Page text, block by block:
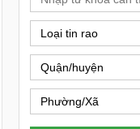
Loại tin rao
Quận/huyện
Phường/Xã